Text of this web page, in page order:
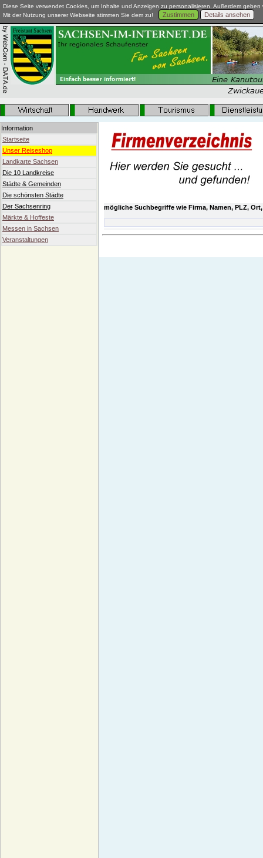
Diese Seite verwendet Cookies, um Inhalte und Anzeigen zu personalisieren. Außerdem
Mit der Nutzung unserer Webseite stimmen Sie dem zu!
Zustimmen Details ansehen
Information
Startseite
Unser Reiseshop
Landkarte Sachsen
Die 10 Landkreise
Städte & Gemeinden
Die schönsten Städte
Der Sachsenring
Märkte & Hoffeste
Messen in Sachsen
Veranstaltungen
mögliche Suchbegriffe wie Firma, Namen, PLZ,